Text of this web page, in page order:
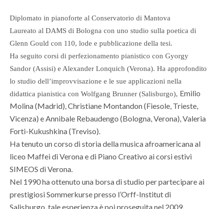
Diplomato in pianoforte al Conservatorio di Mantova
Laureato al DAMS di Bologna con uno studio sulla poetica di
Glenn Gould con 110, lode e pubblicazione della tesi.
Ha seguito corsi di perfezionamento pianistico con Gyorgy
Sandor (Assisi) e Alexander Lonquich (Verona). Ha approfondito
lo studio dell’improvvisazione e le sue applicazioni nella
didattica pianistica con Wolfgang Brunner (Salisburgo), Emilio
Molina (Madrid),Christiane Montandon (Fiesole, Trieste,
Vicenza) e Annibale Rebaudengo (Bologna, Verona), Valeria
Forti-Kukushkina (Treviso).
Ha tenuto un corso di storia della musica afroamericana al
liceo Maffei di Verona e di Piano Creativo ai corsi estivi
SIMEOS di Verona.
Nel 1990 ha ottenuto una borsa di studio per partecipare ai
prestigiosi Sommerkurse presso l’Orff-Institut di
Salisburgo, tale esperienza è poi proseguita nel 2009.